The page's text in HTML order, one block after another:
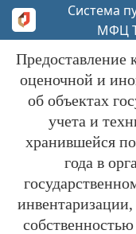
Система
МФЦ
Предоставление
оценочной и
об объектах
учета и
хранившейся
года в